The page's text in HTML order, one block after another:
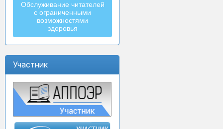
Обслуживание читателей
с ограниченными
возможностями
здоровья
Участник